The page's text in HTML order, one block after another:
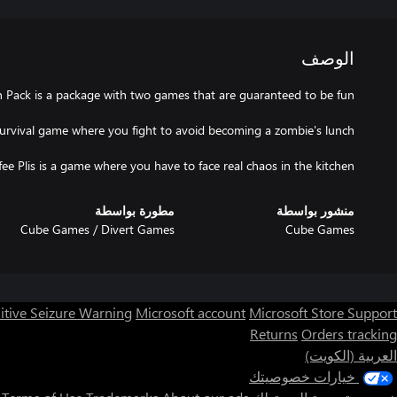
الوصف
Plis is a game where you have to face real chaos in the kitchen.
منشور بواسطة
Cube Games
مطورة بواسطة
Cube Games / Divert Games
Seizure Warning Microsoft account Microsoft Store Support
Returns Orders tracking
العربية (الكويت)
خيارات خصوصيتك